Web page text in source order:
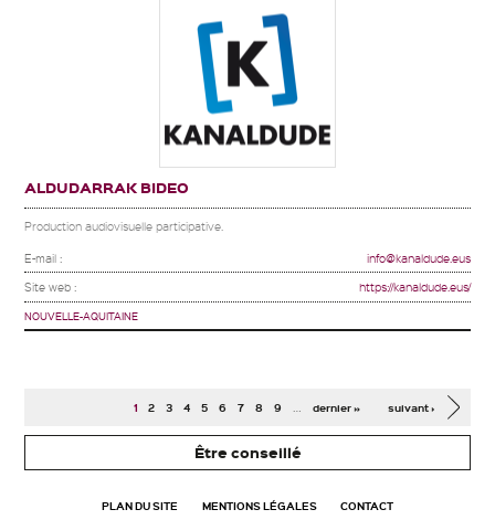
ALDUDARRAK BIDEO
Production audiovisuelle participative.
E-mail : info@kanaldude.eus
Site web : https://kanaldude.eus/
NOUVELLE-AQUITAINE
1 2 3 4 5 6 7 8 9 … suivant ›
dernier »
Être conseillé
PLAN DU SITE MENTIONS LÉGALES CONTACT